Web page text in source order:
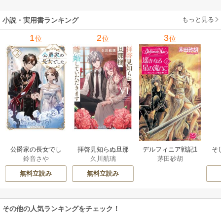
小説・実用書ランキング もっと見る
1位
公爵家の長女でし
た
鈴音さや
無料立読み
2位
拝啓見知らぬ旦那
様、離婚していた
だきます
久川航璃
無料立読み
3位
デルフィニア戦記1
茅田砂胡
そ
その他の人気ランキングをチェック！